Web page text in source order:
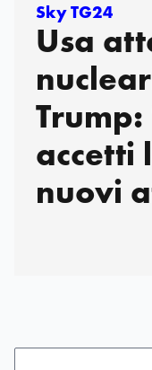
Sky TG24
Usa
Trump:
accetti
nuovi